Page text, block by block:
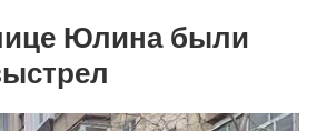
Юлина были